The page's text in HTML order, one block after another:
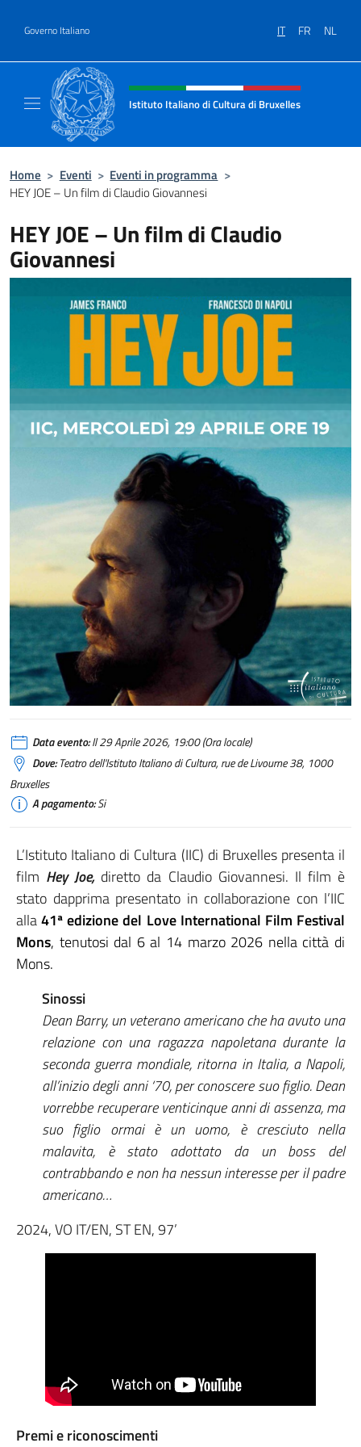
Governo Italiano IT FR NL
Intestazione sito, social e menù
Istituto Italiano di Cultura di Bruxelles
Home > Eventi > Eventi in programma >
HEY JOE – Un film di Claudio Giovannesi
HEY JOE – Un film di Claudio
Giovannesi
Data evento:Il 29 Aprile 2026, 19:00 (Ora locale)
Dove:Teatro dell'Istituto Italiano di Cultura, rue de Livourne 38, 1000
Bruxelles
A pagamento:Si
L’Istituto Italiano di Cultura (IIC) di Bruxelles presenta il
film Hey Joe, diretto da Claudio Giovannesi. Il film è
stato dapprima presentato in collaborazione con l’IIC
alla41ª edizione del Love International Film Festival
Mons, tenutosi dal 6 al 14 marzo 2026 nella città di
Mons.
Sinossi
Dean Barry, un veterano americano che ha avuto una
relazione con una ragazza napoletana durante la
seconda guerra mondiale, ritorna in Italia, a Napoli,
all’inizio degli anni ‘70, per conoscere suo figlio. Dean
vorrebbe recuperare venticinque anni di assenza, ma
suo figlio ormai è un uomo, è cresciuto nella
malavita, è stato adottato da un boss del
contrabbando e non ha nessun interesse per il padre
americano…
2024, VO IT/EN, ST EN, 97’
Premi e riconoscimenti